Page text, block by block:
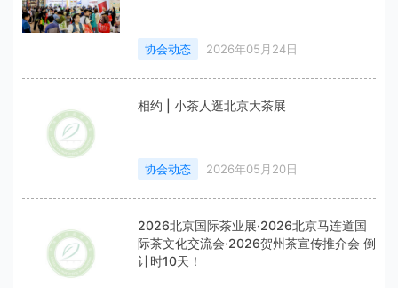
协会动态 2026年05月24日
相约 | 小茶人逛北京大茶展
协会动态 2026年05月20日
2026北京国际茶业展·2026北京马连道国
际茶文化交流会·2026贺州茶宣传推介会 倒
计时10天！